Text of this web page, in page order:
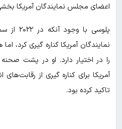
اعضای مجلس نمایندگان آمریکا
پلوسی
نمایندگان آمریکا کناره گیری کرد،
را در اختیار دارد. او در پشت
تاکید کرده بود.